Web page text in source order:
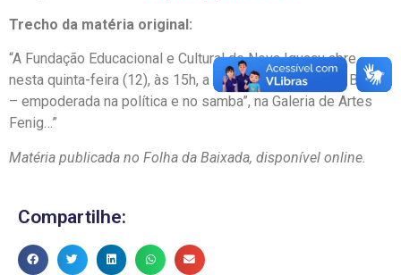
Trecho da matéria original:
“A Fundação Educacional e Cultural de Nova Iguaçu abre
nesta quinta-feira (12), às 15h, a exposição “Carmelita Brasil
– empoderada na política e no samba”, na Galeria de Artes
Fenig…”
Matéria publicada no Folha da Baixada, disponível online.
Compartilhe: